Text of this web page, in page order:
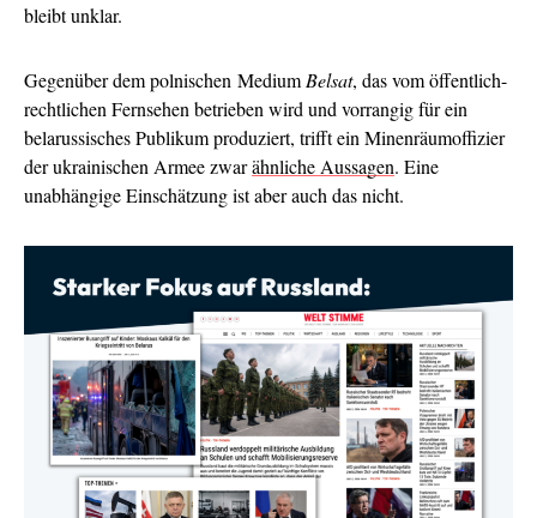
bleibt unklar.
Gegenüber dem polnischen Medium Belsat, das vom öffentlich-
rechtlichen Fernsehen betrieben wird und vorrangig für ein
belarussisches Publikum produziert, trifft ein Minenräumoffizier
der ukrainischen Armee zwarähnliche Aussagen. Eine
unabhängige Einschätzung ist aber auch das nicht.